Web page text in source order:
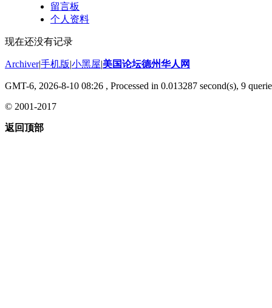
留言板
个人资料
现在还没有记录
Archiver|手机版|小黑屋|美国论坛德州华人网
GMT-6, 2026-8-10 08:26 , Processed in 0.013287 second(s), 9
© 2001-2017
返回顶部